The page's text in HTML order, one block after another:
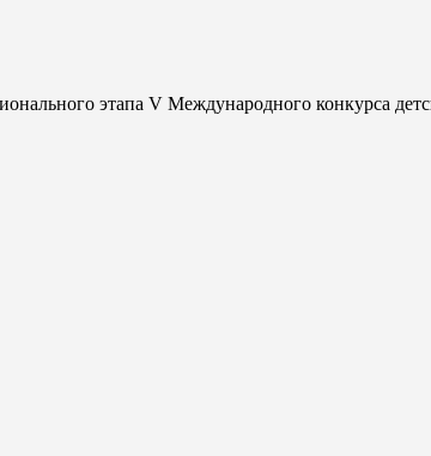
этапа V Международного конкурса